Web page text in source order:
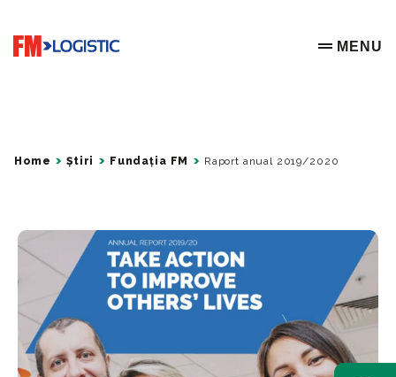
Go to home page
OPEN
MENU
Home Știri Fundația FM Raport anual 2019/2020